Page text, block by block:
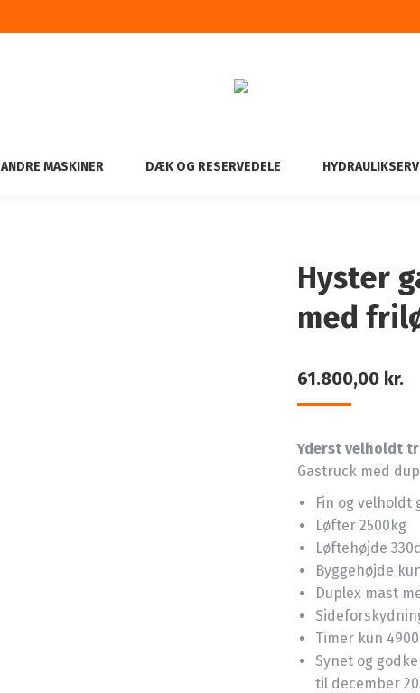
ANDRE MASKINER DÆK OG RESERVEDELE
Hyster
med
61.800,00 kr.
Yderst velholdt
Gastruck med
Fin og velholdt
Løfter 2500kg
Løftehøjde
Byggehøjde
Duplex mast
Timer kun 4900
Synet og
til december